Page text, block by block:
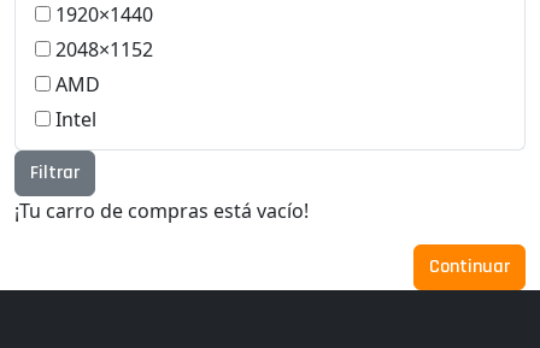
1920×1440
2048×1152
AMD
Intel
Filtrar
¡Tu carro de compras está vacío!
Continuar